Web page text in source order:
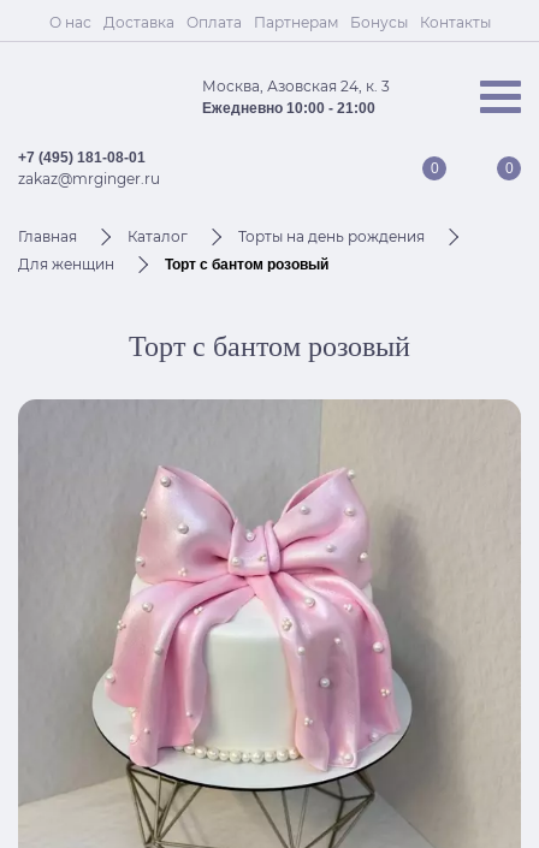
О нас Доставка Оплата Партнерам Бонусы Контакты
Москва, Азовская 24, к. 3
Ежедневно 10:00 - 21:00
0 0
+7 (495) 181-08-01
zakaz@mrginger.ru
Главная Каталог
Торты на день рождения
Для женщин
Торт с бантом розовый
Торт с бантом розовый